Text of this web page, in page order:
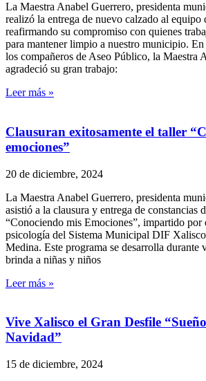
La Maestra Anabel Guerrero, presidenta
realizó la entrega de nuevo calzado al equipo
reafirmando su compromiso con quienes
para mantener limpio a nuestro municipio. En
los compañeros de Aseo Público, la Maestra
agradeció su gran trabajo:
Leer más »
Clausuran exitosamente el taller
emociones”
20 de diciembre, 2024
La Maestra Anabel Guerrero, presidenta
asistió a la clausura y entrega de constancias
“Conociendo mis Emociones”, impartido por
psicología del Sistema Municipal DIF
Medina. Este programa se desarrolla durante
brinda a niñas y niños
Leer más »
Vive Xalisco el Gran Desfile
Navidad”
15 de diciembre, 2024